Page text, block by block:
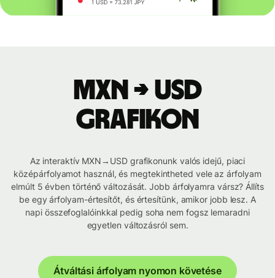
MXN → USD
grafikon
Az interaktív MXN→USD grafikonunk valós idejű, piaci
középárfolyamot használ, és megtekintheted vele az árfolyam
elmúlt 5 évben történő változását. Jobb árfolyamra vársz? Állíts
be egy árfolyam-értesítőt, és értesítünk, amikor jobb lesz. A
napi összefoglalóinkkal pedig soha nem fogsz lemaradni
egyetlen változásról sem.
Átváltási árfolyam nyomon követése